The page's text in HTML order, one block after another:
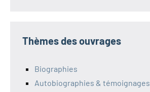
Thèmes des ouvrages
Biographies
Autobiographies & témoignages